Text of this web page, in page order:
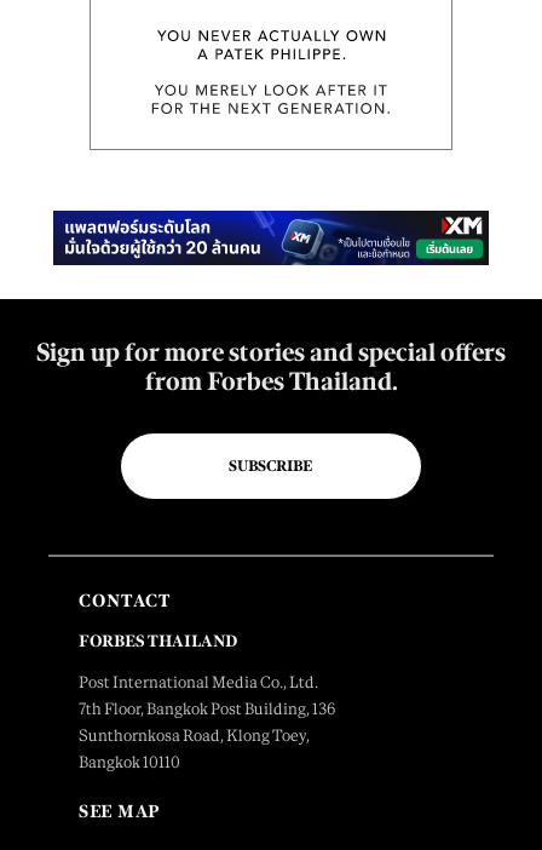
Sign up for more stories and special offers
from Forbes Thailand.
SUBSCRIBE
CONTACT
FORBES THAILAND
Post International Media Co., Ltd.
7th Floor, Bangkok Post Building, 136
Sunthornkosa Road, Klong Toey,
Bangkok 10110
SEE MAP